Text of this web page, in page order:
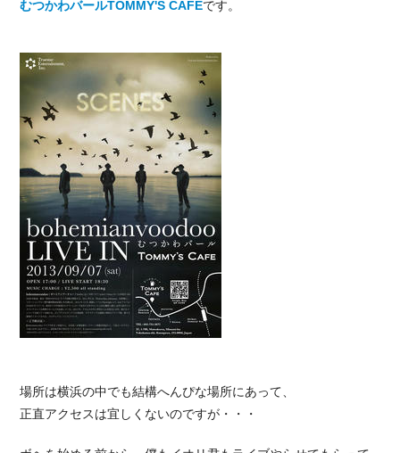
むつかわバールTOMMY'S CAFEです。
場所は横浜の中でも結構へんぴな場所にあって、
正直アクセスは宜しくないのですが・・・